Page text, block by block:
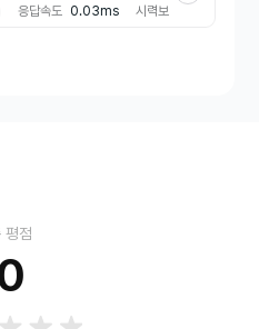
응답속도 0.03ms
시력보
평점